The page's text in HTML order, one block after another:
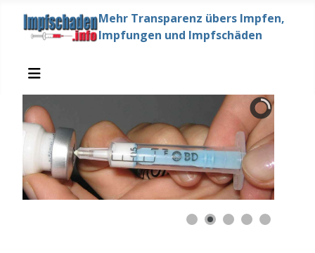
Mehr Transparenz übers Impfen,
Impfungen und Impfschäden